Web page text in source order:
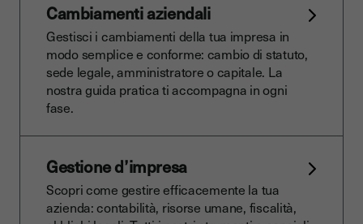
Cambiamenti aziendali
Gestisci i cambiamenti della tua impresa in
modo semplice e conforme: cambio di statuto,
sede legale, amministratore o capitale. La
nostra guida pratica ti accompagna in ogni
fase.
Gestione d’impresa
Scopri come gestire efficacemente la tua
azienda: contabilità, risorse umane, fiscalità,